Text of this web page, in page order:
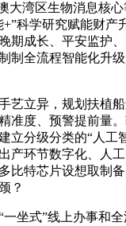
大湾区生物消息核
科学研究赋能财产
期成长、平安监护
制全流程智能化升
立异，规划扶植船
准度、预警提前量
立分级分类的“人工
产环节数字化、人
比特芯片设想取制
？
式”线上办事和全